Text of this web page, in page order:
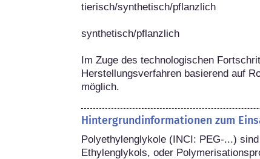
tierisch/synthetisch/pflanzlich
synthetisch/pflanzlich
Im Zuge des technologischen
Herstellungsverfahren basierend auf
möglich.
Hintergrundinformationen zum
Polyethylenglykole (INCI: PEG-...)
Ethylenglykols, oder